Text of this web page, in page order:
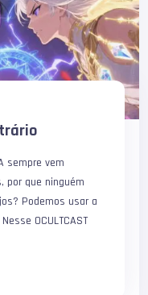
sempre vem
por que ninguém
Podemos usar a
OCULTCAST